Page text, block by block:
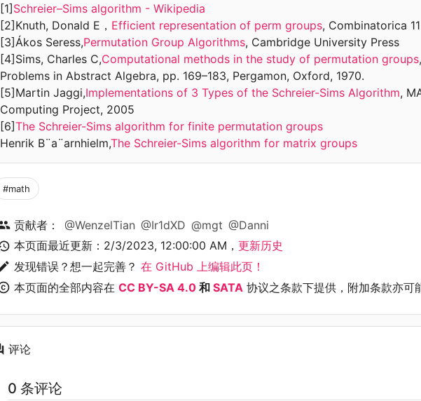
[1]Schreier–Sims algorithm - Wikipedia
[2]Knuth, Donald E， Efficient representation of perm groups, Combinatorica
[3]Ákos Seress,Permutation Group Algorithms, Cambridge University Press
[4]Sims, Charles C,Computational methods in the study of permutation groups
Problems in Abstract Algebra, pp. 169–183, Pergamon, Oxford, 1970.
[5]Martin Jaggi,Implementations of 3 Types of the Schreier-Sims Algorithm,
Computing Project, 2005
[6]The Schreier-Sims algorithm for finite permutation groups
Henrik B¨a¨arnhielm,The Schreier-Sims algorithm for matrix groups
#math
贡献者： @WenzelTian @Ir1dXD @mgt @Danni
本页面最近更新： 2/3/2023, 12:00:00 AM ， 更新历史
发现错误？想一起完善？ 在 GitHub 上编辑此页！
本页面的全部内容在 CC BY-SA 4.0 和 SATA 协议之条款下提供，附加条款亦可
评论
0 条评论